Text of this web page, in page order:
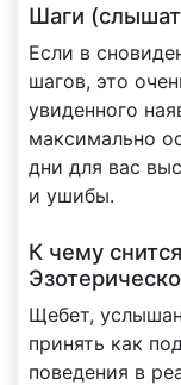
Шаги
Если в
шагов, это
увиденного
максимально
дни для вас
и ушибы.
К чему
Щебет,
принять как
поведения в